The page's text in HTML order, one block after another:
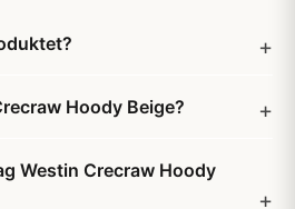
Hoody Beige?
Westin Crecraw Hoody